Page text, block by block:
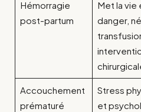
Hémorragie
post-partum
Met la vie
danger,
Accouchement
prématuré
Stress
et